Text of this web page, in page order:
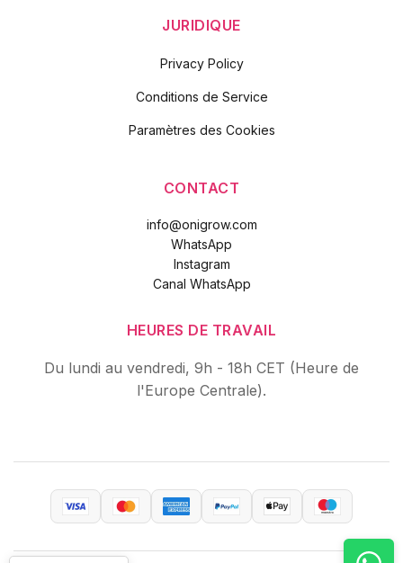
JURIDIQUE
Privacy Policy
Conditions de Service
Paramètres des Cookies
CONTACT
info@onigrow.com
WhatsApp
Instagram
Canal WhatsApp
HEURES DE TRAVAIL
Du lundi au vendredi, 9h - 18h CET (Heure de
l'Europe Centrale).